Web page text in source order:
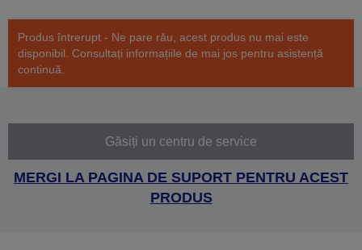
Produs întrerupt - Ne pare rău, acest produs nu mai este
disponibil. Consultați informațiile de mai jos pentru asistență
continuă.
Găsiți un centru de service
MERGI LA PAGINA DE SUPORT PENTRU ACEST
PRODUS